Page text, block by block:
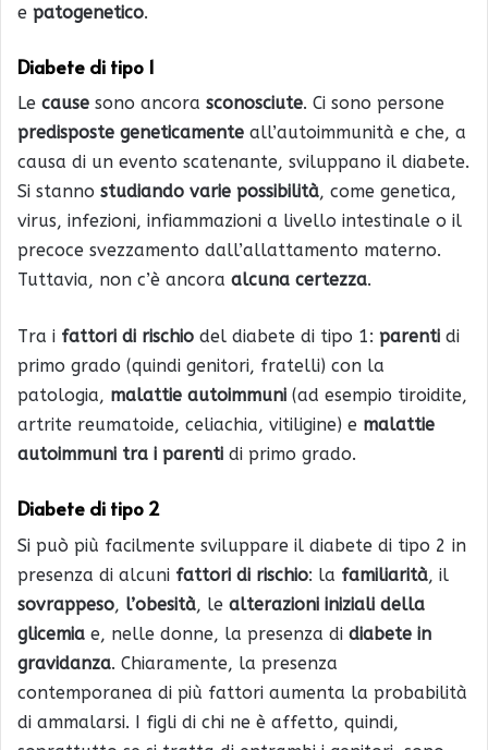
e patogenetico.
Diabete di tipo 1
Le cause sono ancora sconosciute. Ci sono persone
predisposte geneticamente all’autoimmunità e che, a
causa di un evento scatenante, sviluppano il diabete.
Si stanno studiando varie possibilità, come genetica,
virus, infezioni, infiammazioni a livello intestinale o il
precoce svezzamento dall’allattamento materno.
Tuttavia, non c’è ancora alcuna certezza.
Tra i fattori di rischio del diabete di tipo 1: parenti di
primo grado (quindi genitori, fratelli) con la
patologia, malattie autoimmuni (ad esempio tiroidite,
artrite reumatoide, celiachia, vitiligine) e malattie
autoimmuni tra i parenti di primo grado.
Diabete di tipo 2
Si può più facilmente sviluppare il diabete di tipo 2 in
presenza di alcuni fattori di rischio: la familiarità, il
sovrappeso, l’obesità, le alterazioni iniziali della
glicemia e, nelle donne, la presenza di diabete in
gravidanza. Chiaramente, la presenza
contemporanea di più fattori aumenta la probabilità
di ammalarsi. I figli di chi ne è affetto, quindi,